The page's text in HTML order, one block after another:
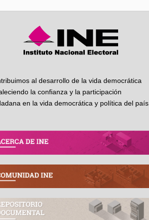
al desarrollo de la vida democrática
la confianza y la participación
en la vida democrática y política del país.